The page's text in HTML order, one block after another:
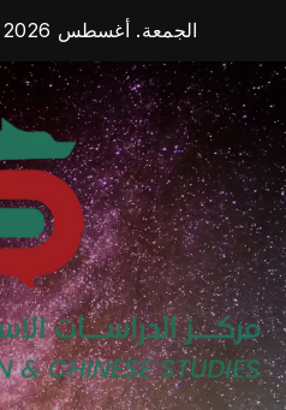
content
الجمعة. أغسطس 7th, 2026